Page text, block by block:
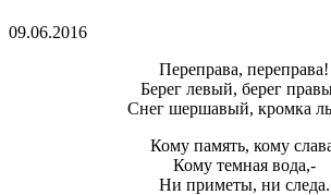
09.06.2016
Переправа, переправа!
Берег левый, берег
Снег шершавый, кромка
Кому память, кому
Кому темная вода,-
Ни приметы, ни следа.